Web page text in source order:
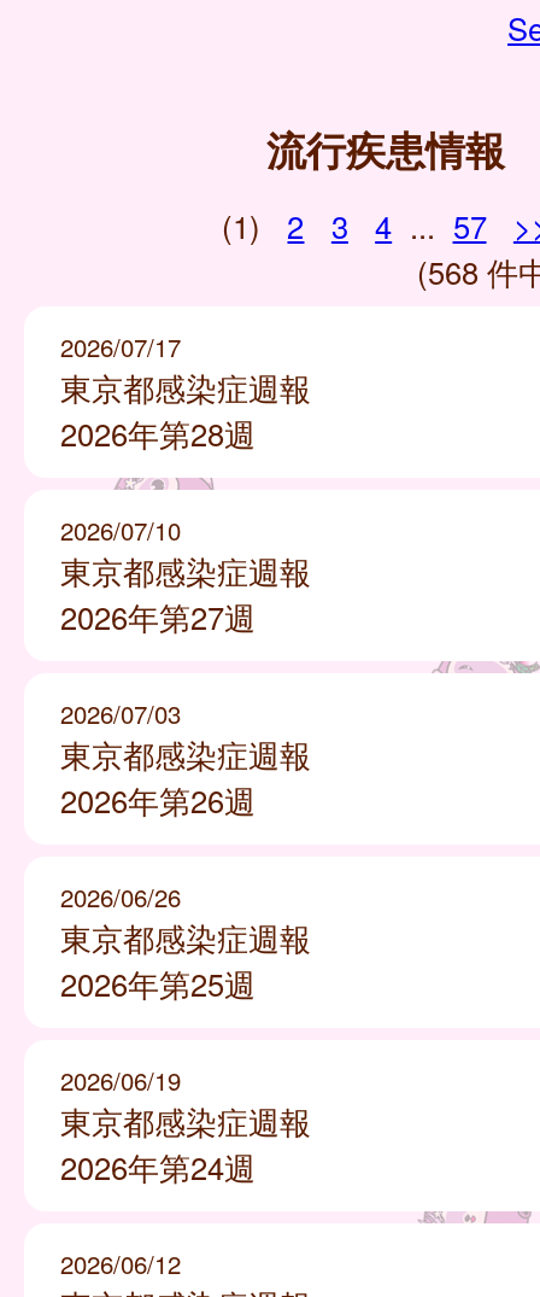
流行疾患情報
(1) 2 3 4 ... 57
(568 件
2026/07/17
東京都感染症週報
2026年第28週
2026/07/10
東京都感染症週報
2026年第27週
2026/07/03
東京都感染症週報
2026年第26週
2026/06/26
東京都感染症週報
2026年第25週
2026/06/19
東京都感染症週報
2026年第24週
2026/06/12